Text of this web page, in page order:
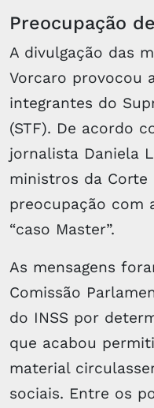
Preocupação
A divulgação das
Vorcaro provocou
integrantes do
(STF). De acordo
jornalista Daniela
ministros da Corte
preocupação com
“caso Master”.
As mensagens
Comissão
do INSS por
que acabou
material
sociais. Entre os